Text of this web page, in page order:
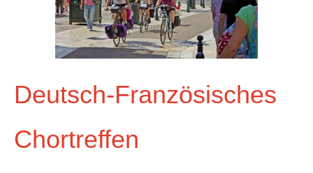
Deutsch-Französisches
Chortreffen